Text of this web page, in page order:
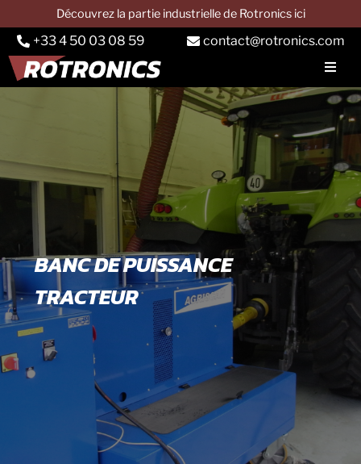
au
contenu
Découvrez la partie industrielle de Rotronics ici
+33 4 50 03 08 59 contact@rotronics.com
Banc camion
Services
Applications
CONTACT & DEVIS
BANC DE PUISSANCE
TRACTEUR